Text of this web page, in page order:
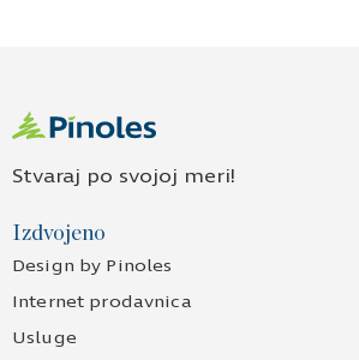
Stvaraj po svojoj meri!
Izdvojeno
Design by Pinoles
Internet prodavnica
Usluge